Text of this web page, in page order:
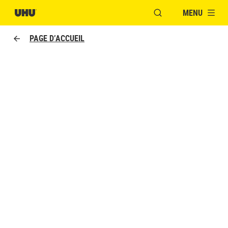
OUVRIR LAMENU
PAGE D’ACCUEIL